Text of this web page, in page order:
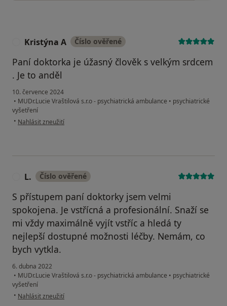
Kristýna A Číslo ověřené
Paní doktorka je úžasný člověk s velkým srdcem
. Je to anděl
10. července 2024
• MUDr.Lucie Vraštilová s.r.o - psychiatrická ambulance • psychiatrické
vyšetření
• podle názoru uživatele Kristýna A
Nahlásit zneužití
L. Číslo ověřené
S přístupem paní doktorky jsem velmi
spokojena. Je vstřícná a profesionální. Snaží se
mi vždy maximálně vyjít vstříc a hledá ty
nejlepší dostupné možnosti léčby. Nemám, co
bych vytkla.
6. dubna 2022
• MUDr.Lucie Vraštilová s.r.o - psychiatrická ambulance • psychiatrické
vyšetření
• podle názoru uživatele L.
Nahlásit zneužití